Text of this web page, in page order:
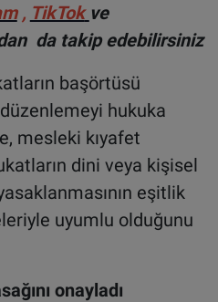
, TikTok ve
da takip edebilirsiniz
başörtüsü
hukuka
mesleki kıyafet
dini veya kişisel
eşitlik
uyumlu olduğunu
onayladı